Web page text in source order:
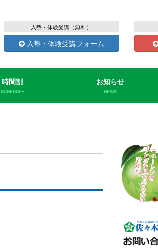
入塾・体験受講（無料）
入塾・体験受講フォーム
時間割
SCHEDULE
お知らせ
NEWS